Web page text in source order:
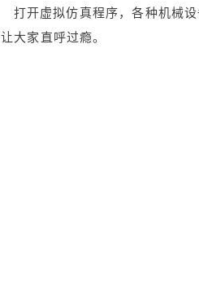
打开虚拟仿真程序，各种机械
让大家直呼过瘾。